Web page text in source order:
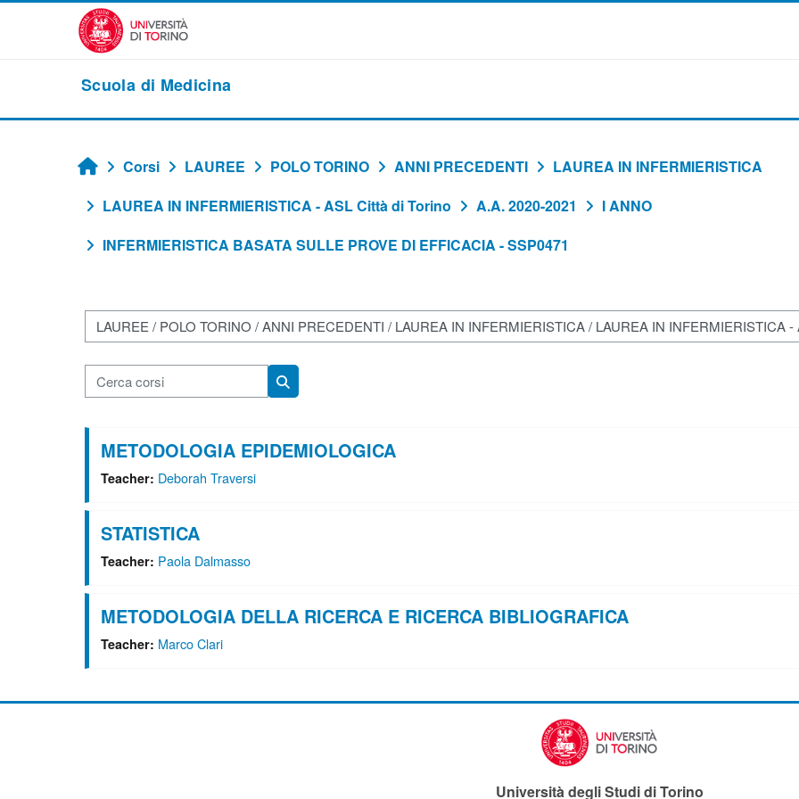
Vai al contenuto principale
Scuola di Medicina
Home
Corsi LAUREE POLO TORINO ANNI PRECEDENTI
LAUREA IN INFERMIERISTICA
LAUREA IN INFERMIERISTICA - ASL Città di Torino
A.A. 2020-2021
I ANNO
INFERMIERISTICA BASATA SULLE PROVE DI EFFICACIA - SSP0471
Categorie di corso
Cerca corsi
Cerca corsi
METODOLOGIA EPIDEMIOLOGICA
Teacher: Deborah Traversi
STATISTICA
Teacher: Paola Dalmasso
METODOLOGIA DELLA RICERCA E RICERCA BIBLIOGRAFICA
Teacher: Marco Clari
Università degli Studi di Torino